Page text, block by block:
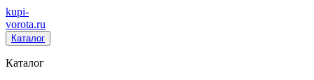
kupi-
vorota.ru
Каталог
Каталог